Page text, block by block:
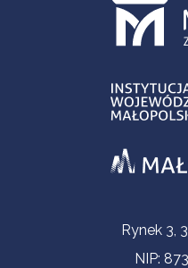
Informacje
Rynek 3,
NIP: